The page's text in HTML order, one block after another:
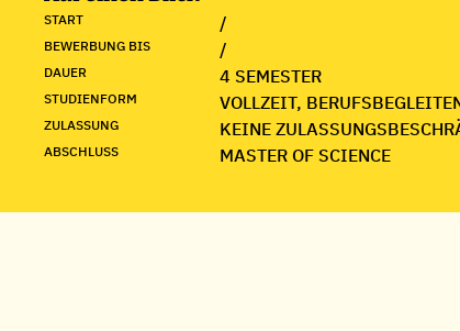
START /
BEWERBUNG BIS /
DAUER 4 SEMESTER
STUDIENFORM VOLLZEIT,
ZULASSUNG KEINE
ABSCHLUSS MASTER OF SCIENCE